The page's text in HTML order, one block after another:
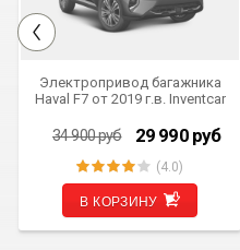
Электропривод багажника
Haval F7 от 2019 г.в. Inventcar
(комплект для установки)
34 900руб 29 990 руб
(4.0)
В КОРЗИНУ